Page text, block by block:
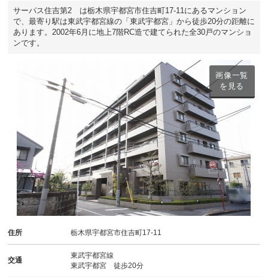
サーパス住吉第2 は栃木県宇都宮市住吉町17-11にあるマンション
で、最寄り駅は東武宇都宮線の「東武宇都宮」から徒歩20分の距離に
あります。2002年6月に地上7階RC造で建てられた全30戸のマンショ
ンです。
画像一覧
を見る
住所 栃木県宇都宮市住吉町17-11
交通
東武宇都宮線
東武宇都宮 徒歩20分